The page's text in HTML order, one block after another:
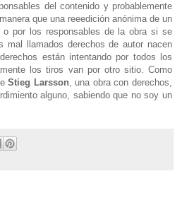
del contenido y probablemente
que una reeedición anónima de un
por los responsables de la obra si se
mal llamados derechos de autor nacen
están intentando por todos los
los tiros van por otro sitio. Como
Stieg Larsson, una obra con derechos,
alguno, sabiendo que no soy un